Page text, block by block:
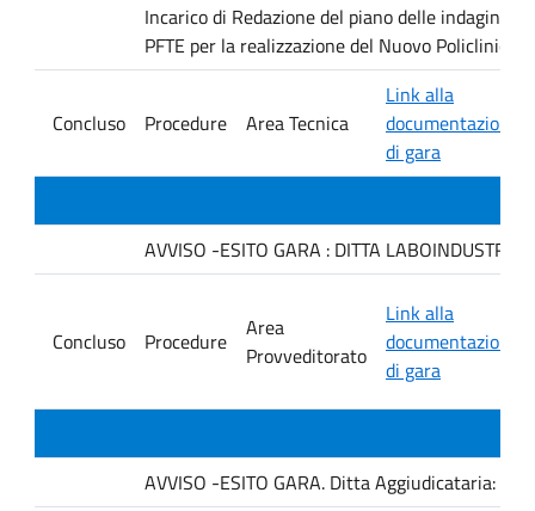
Incarico di Redazione del piano delle indagini
PFTE per la realizzazione del Nuovo Policlinico
Concluso Procedure Area Tecnica
Link alla
documentazione
di gara
AVVISO -ESITO GARA : DITTA LABOINDUSTRIA
Concluso Procedure
Area
Provveditorato
Link alla
documentazione
di gara
AVVISO -ESITO GARA. Ditta Aggiudicataria: